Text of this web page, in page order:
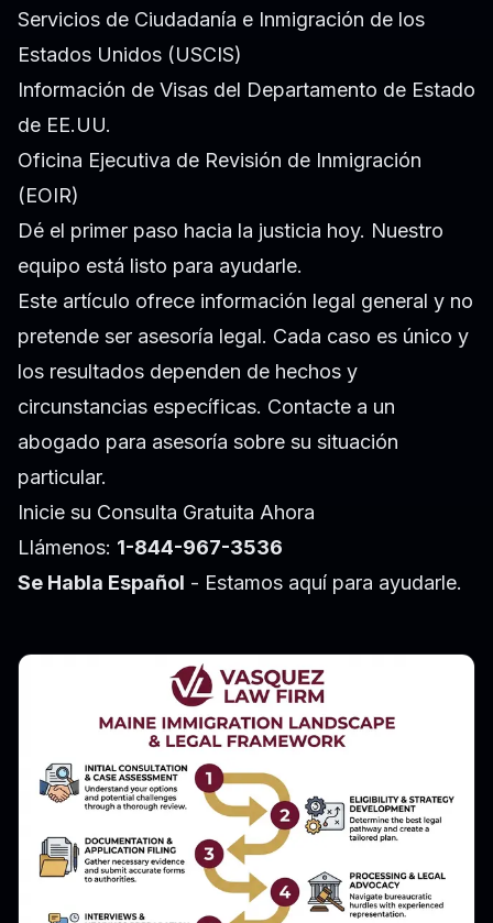
Servicios de Ciudadanía e Inmigración de los
Estados Unidos (USCIS)
Información de Visas del Departamento de Estado
de EE.UU.
Oficina Ejecutiva de Revisión de Inmigración
(EOIR)
Dé el primer paso hacia la justicia hoy. Nuestro
equipo está listo para ayudarle.
Este artículo ofrece información legal general y no
pretende ser asesoría legal. Cada caso es único y
los resultados dependen de hechos y
circunstancias específicas. Contacte a un
abogado para asesoría sobre su situación
particular.
Inicie su Consulta Gratuita Ahora
Llámenos: 1-844-967-3536
Se Habla Español - Estamos aquí para ayudarle.